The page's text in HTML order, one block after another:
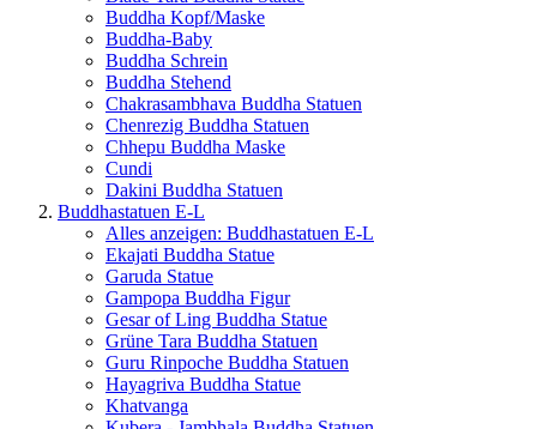
Buddha Kopf/Maske
Buddha-Baby
Buddha Schrein
Buddha Stehend
Chakrasambhava Buddha Statuen
Chenrezig Buddha Statuen
Chhepu Buddha Maske
Cundi
Dakini Buddha Statuen
Buddhastatuen E-L
Alles anzeigen: Buddhastatuen E-L
Ekajati Buddha Statue
Garuda Statue
Gampopa Buddha Figur
Gesar of Ling Buddha Statue
Grüne Tara Buddha Statuen
Guru Rinpoche Buddha Statuen
Hayagriva Buddha Statue
Khatvanga